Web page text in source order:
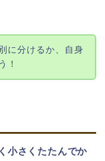
に分けるか、自身
！
小さくたたんでか